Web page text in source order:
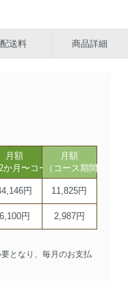
配送料 商品詳細
月額
2か月〜コース期間まで）
月額
（コース期間以降）
円 11,825円
6,100円 2,987円
となり、毎月のお支払